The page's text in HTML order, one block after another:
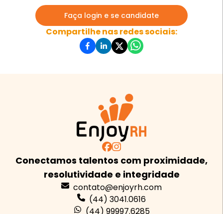
Faça login e se candidate
Compartilhe nas redes sociais:
Conectamos talentos com proximidade,
resolutividade e integridade
contato@enjoyrh.com
(44) 3041.0616
(44) 99997.6285